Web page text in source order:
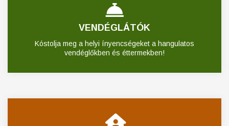
VENDÉGLÁTÓK
Kóstolja meg a helyi ínyencségeket a hangulatos
vendéglőkben és éttermekben!